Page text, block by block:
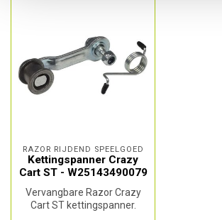
RAZOR RIJDEND SPEELGOED
Kettingspanner Crazy
Cart ST - W25143490079
Vervangbare Razor Crazy
Cart ST kettingspanner.